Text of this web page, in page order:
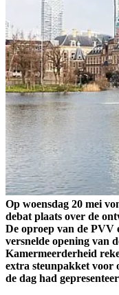
Op woensdag 20 mei
debat plaats over de
De oproep van de PVV
versnelde opening van
Kamermeerderheid
extra steunpakket voor
de dag had